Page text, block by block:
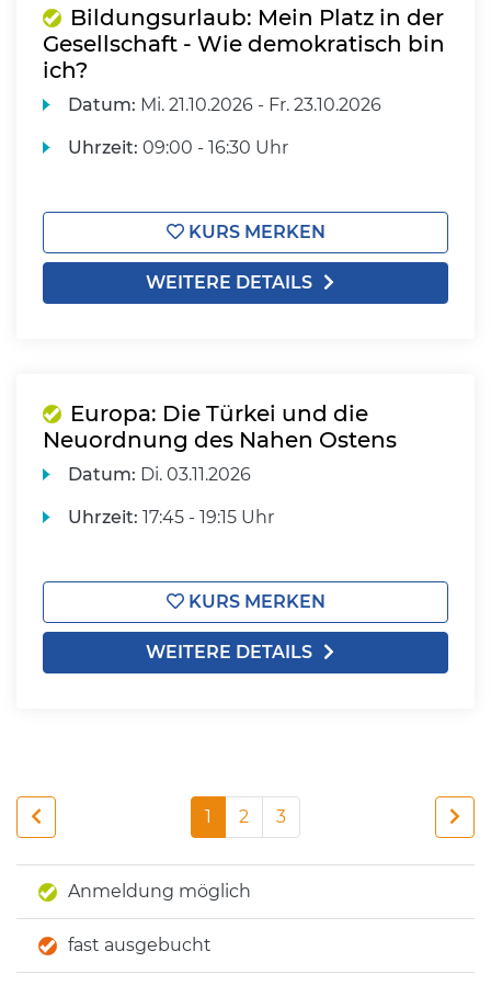
Bildungsurlaub: Mein Platz in der
Gesellschaft - Wie demokratisch bin
ich?
Datum: Mi. 21.10.2026 - Fr. 23.10.2026
Uhrzeit: 09:00 - 16:30 Uhr
KURS MERKEN
WEITERE DETAILS
Europa: Die Türkei und die
Neuordnung des Nahen Ostens
Datum: Di. 03.11.2026
Uhrzeit: 17:45 - 19:15 Uhr
KURS MERKEN
WEITERE DETAILS
1 2 3
Anmeldung möglich
fast ausgebucht